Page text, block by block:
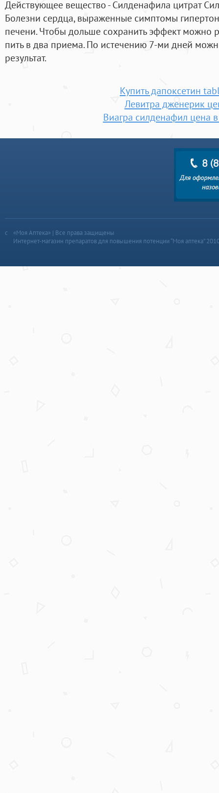
Действующее вещество - Силденафила цитрат
Болезни сердца, выраженные симптомы
печени. Чтобы дольше сохранить эффект можно
пить в два приема. По истечению 7-ми дней
результат.
Купить дапоксетин
Левитра дженерик
Виагра силденафил цена
«Моя Аптека» | Все права защищены
Интернет-магазин препаратов для повышения потенции “Моя аптека”